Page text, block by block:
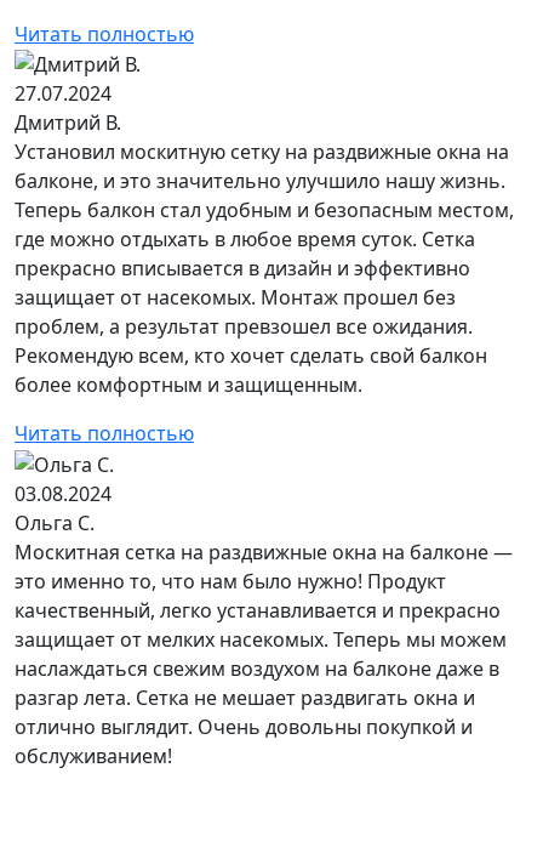
Читать полностью
27.07.2024
Дмитрий В.
Установил москитную сетку на раздвижные окна на
балконе, и это значительно улучшило нашу жизнь.
Теперь балкон стал удобным и безопасным местом,
где можно отдыхать в любое время суток. Сетка
прекрасно вписывается в дизайн и эффективно
защищает от насекомых. Монтаж прошел без
проблем, а результат превзошел все ожидания.
Рекомендую всем, кто хочет сделать свой балкон
более комфортным и защищенным.
Читать полностью
03.08.2024
Ольга С.
Москитная сетка на раздвижные окна на балконе —
это именно то, что нам было нужно! Продукт
качественный, легко устанавливается и прекрасно
защищает от мелких насекомых. Теперь мы можем
наслаждаться свежим воздухом на балконе даже в
разгар лета. Сетка не мешает раздвигать окна и
отлично выглядит. Очень довольны покупкой и
обслуживанием!